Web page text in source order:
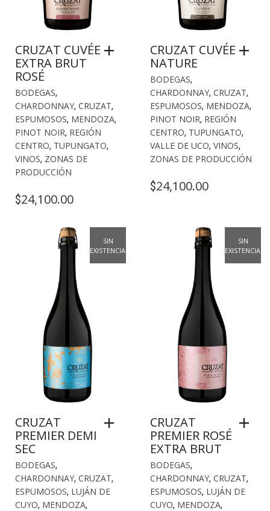
CRUZAT CUVÉE
EXTRA BRUT
ROSÉ
BODEGAS,
CHARDONNAY, CRUZAT,
ESPUMOSOS, MENDOZA,
PINOT NOIR, REGIÓN
CENTRO, TUPUNGATO,
VINOS, ZONAS DE
PRODUCCIÓN
$24,100.00
CRUZAT CUVÉE
NATURE
BODEGAS,
CHARDONNAY, CRUZAT,
ESPUMOSOS, MENDOZA,
PINOT NOIR, REGIÓN
CENTRO, TUPUNGATO,
VALLE DE UCO, VINOS,
ZONAS DE PRODUCCIÓN
$24,100.00
SIN
EXISTENCIAS
CRUZAT
PREMIER DEMI
SEC
BODEGAS,
CHARDONNAY, CRUZAT,
ESPUMOSOS, LUJÁN DE
CUYO, MENDOZA,
SIN
EXISTENCIAS
CRUZAT
PREMIER ROSÉ
EXTRA BRUT
BODEGAS,
CHARDONNAY, CRUZAT,
ESPUMOSOS, LUJÁN DE
CUYO, MENDOZA,